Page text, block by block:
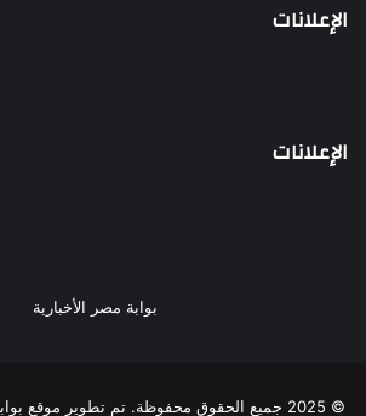
الإعلانات
الإعلانات
بوابة مصر الأخبارية
© 2025 جميع الحقوق محفوظة. تم تطوير موقع بوابة مصر الإخبارية من قبل